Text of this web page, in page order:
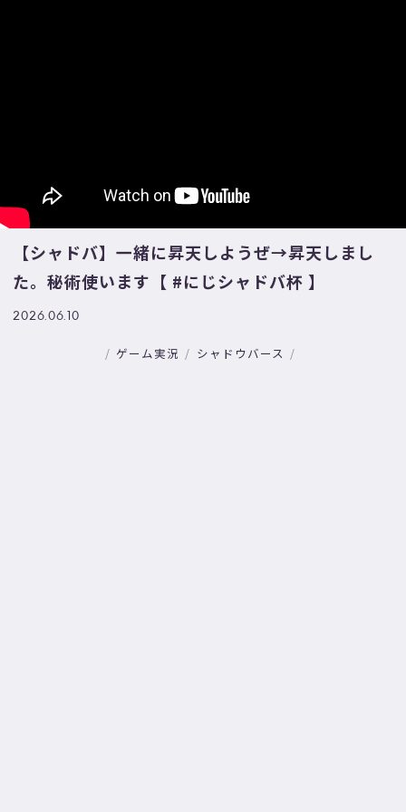
【シャドバ】一緒に昇天しようぜ→昇天しまし
た。秘術使います【 #にじシャドバ杯 】
2026.06.10
ゲーム実況 シャドウバース